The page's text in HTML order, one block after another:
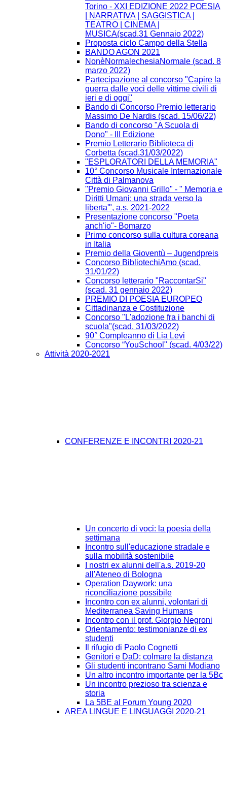
Torino - XXI EDIZIONE 2022 POESIA
| NARRATIVA | SAGGISTICA |
TEATRO | CINEMA |
MUSICA(scad.31 Gennaio 2022)
Proposta ciclo Campo della Stella
BANDO AGON 2021
NonèNormalechesiaNormale (scad. 8
marzo 2022)
Partecipazione al concorso "Capire la
guerra dalle voci delle vittime civili di
ieri e di oggi"
Bando di Concorso Premio letterario
Massimo De Nardis (scad. 15/06/22)
Bando di concorso "A Scuola di
Dono" - III Edizione​
Premio Letterario Biblioteca di
Corbetta (scad.31/03/2022)
"ESPLORATORI DELLA MEMORIA"
10° Concorso Musicale Internazionale
Città di Palmanova
"Premio Giovanni Grillo" - " Memoria e
Diritti Umani: una strada verso la
liberta'", a.s. 2021-2022
Presentazione concorso "Poeta
anch'io"- Bomarzo
Primo concorso sulla cultura coreana
in Italia
Premio della Gioventù – Jugendpreis
Concorso BibliotechiAmo (scad.
31/01/22)
Concorso letterario "RaccontarSi"
(scad. 31 gennaio 2022)
PREMIO DI POESIA EUROPEO
Cittadinanza e Costituzione
Concorso "L'adozione fra i banchi di
scuola"(scad. 31/03/2022)
90° Compleanno di Lia Levi
Concorso “YouSchool" (scad. 4/03/22)
Attività 2020-2021
CONFERENZE E INCONTRI 2020-21
Un concerto di voci: la poesia della
settimana
Incontro sull'educazione stradale e
sulla mobilità sostenibile
I nostri ex alunni dell'a.s. 2019-20
all'Ateneo di Bologna
Operation Daywork: una
riconciliazione possibile
Incontro con ex alunni, volontari di
Mediterranea Saving Humans
Incontro con il prof. Giorgio Negroni
Orientamento: testimonianze di ex
studenti
Il rifugio di Paolo Cognetti
Genitori e DaD: colmare la distanza
Gli studenti incontrano Sami Modiano
Un altro incontro importante per la 5Bc
Un incontro prezioso tra scienza e
storia
La 5BE al Forum Young 2020
AREA LINGUE E LINGUAGGI 2020-21